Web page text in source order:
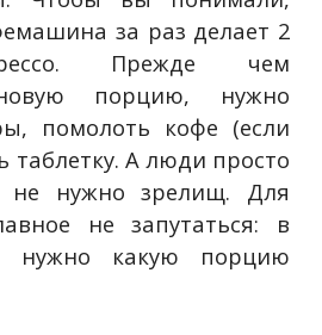
за раз делает 2
Прежде чем
порцию, нужно
помолоть кофе (если
таблетку. А люди просто
нужно зрелищ. Для
не запутаться: в
нужно какую порцию